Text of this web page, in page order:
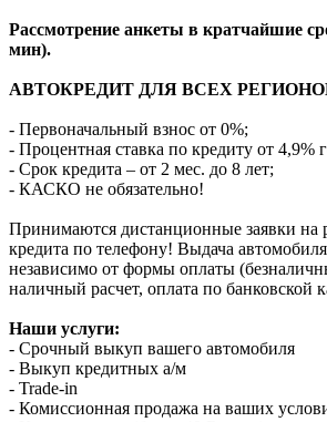
Рассмотрение анкеты в кратчайшие
мин).
АВТОКРЕДИТ ДЛЯ ВСЕХ
- Первоначальный взнос от 0%;
- Процентная ставка по кредиту от 4,9%
- Срок кредита – от 2 мес. до 8 лет;
- КАСКО не обязательно!
Принимаются дистанционные заявки на
кредита по телефону! Выдача
независимо от формы оплаты
наличный расчет, оплата по банковской
Наши услуги:
- Срочный выкуп вашего автомобиля
- Выкуп кредитных а/м
- Trade-in
- Комиссионная продажа на ваших